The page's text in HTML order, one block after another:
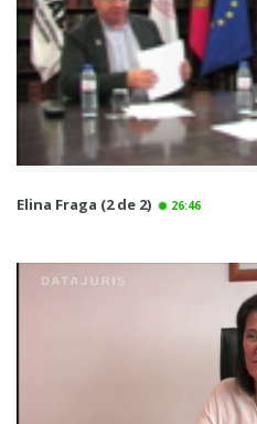
Elina Fraga (2 de 2) 26:46